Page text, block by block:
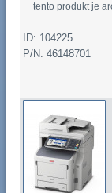
tento produkt je
ID: 104225
P/N: 46148701